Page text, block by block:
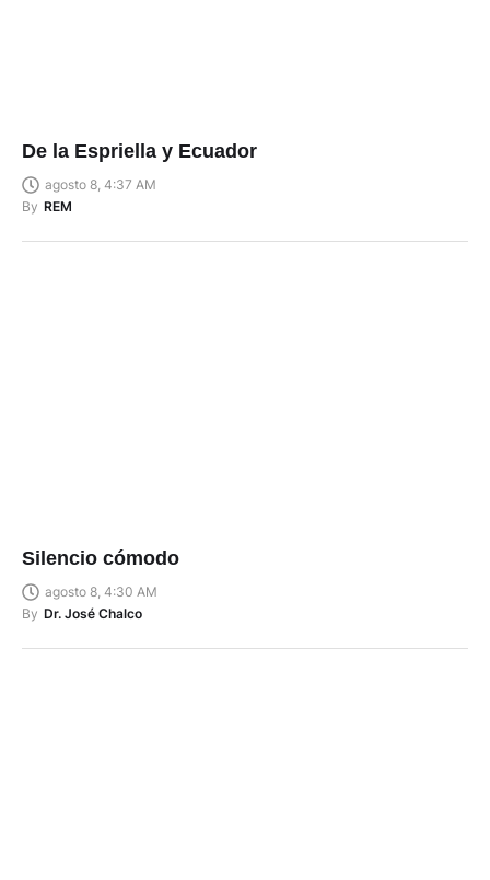
De la Espriella y Ecuador
agosto 8, 4:37 AM
By REM
Silencio cómodo
agosto 8, 4:30 AM
By Dr. José Chalco